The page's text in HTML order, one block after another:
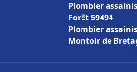
Plombier
Forêt 59494
Plombier
Montoir de